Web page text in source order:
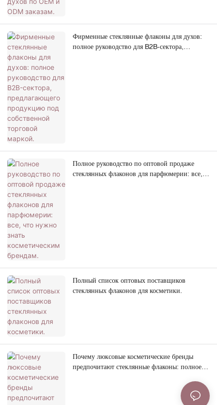
Фирменные стеклянные флаконы для духов:
полное руководство для B2B-сектора,
Полное руководство по оптовой продаже
стеклянных флаконов для парфюмерии: все,
Полный список оптовых поставщиков
стеклянных флаконов для косметики.
Почему люксовые косметические бренды
предпочитают стеклянные флаконы: полное